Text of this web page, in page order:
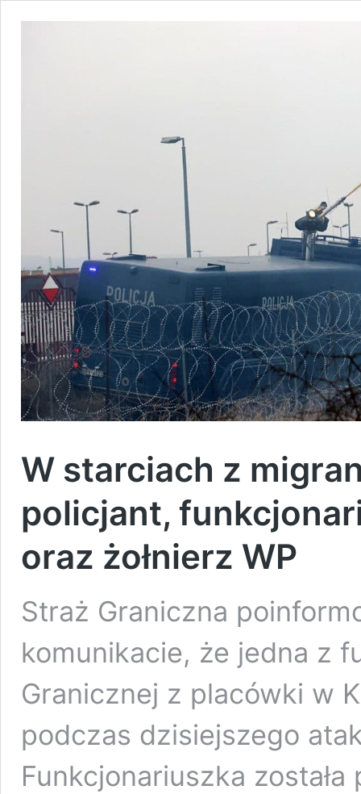
W starciach z
policjant,
oraz żołnierz WP
Straż Graniczna
komunikacie, że jedna z
Granicznej z placówki w
podczas dzisiejszego
Funkcjonariuszka